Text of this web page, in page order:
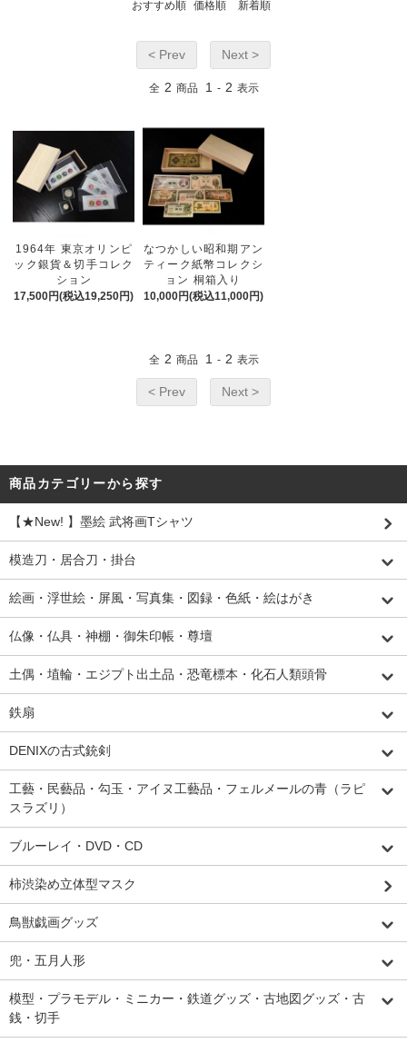
おすすめ順 価格順 新着順
< Prev Next >
全 2 商品 1 - 2 表示
1964年 東京オリンピ
ック銀貨＆切手コレク
ション
17,500円(税込19,250円)
なつかしい昭和期アン
ティーク紙幣コレクシ
ョン 桐箱入り
10,000円(税込11,000円)
全 2 商品 1 - 2 表示
< Prev Next >
商品カテゴリーから探す
【★New! 】墨絵 武将画Tシャツ
模造刀・居合刀・掛台
絵画・浮世絵・屏風・写真集・図録・色紙・絵はがき
仏像・仏具・神棚・御朱印帳・尊壇
土偶・埴輪・エジプト出土品・恐竜標本・化石人類頭骨
鉄扇
DENIXの古式銃剣
工藝・民藝品・勾玉・アイヌ工藝品・フェルメールの青（ラピ
スラズリ）
ブルーレイ・DVD・CD
柿渋染め立体型マスク
鳥獣戯画グッズ
兜・五月人形
模型・プラモデル・ミニカー・鉄道グッズ・古地図グッズ・古
銭・切手